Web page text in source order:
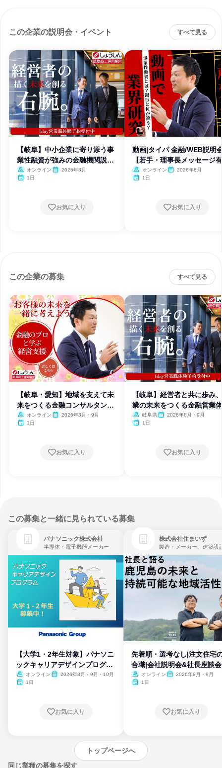
この企業の説明会・イベント すべて見る
【岐阜】中小企業に寄り添う事
業性融資が強みの金融機関説明
会
オンライン
2026年8月
1日
お気に入り
動画|タイパ 金融/WEB説明
【若手・理事長メッセージ
オンライン
2026年8月
1日
お気に入り
この企業の募集 すべて見る
【岐阜・愛知】地域を支えて未
来をつくる金融コンサルタント
体験オンライン
2026年8月・9月
1日
お気に入り
【岐阜】経営者と共に歩み
業の未来をつくる金融営業
岐阜県
2026年8月・9月
1日
お気に入り
この募集と一緒に見られている募集
パナソニック株式会社
半導体・電子機器メーカー
【大学1・2年生対象】パナソニ
ックキャリアデザインプログラ
ム
オンライン
2026年8月・9月・10月
1日
お気に入り
株式会社住まいず
製造・メーカー、建築設
先着順・選考なし|注文住宅
合職|会社説明会&社長座談会
オンライン
2026年8月・9月
1日
お気に入り
トップページへ
同じ業種の募集を探す